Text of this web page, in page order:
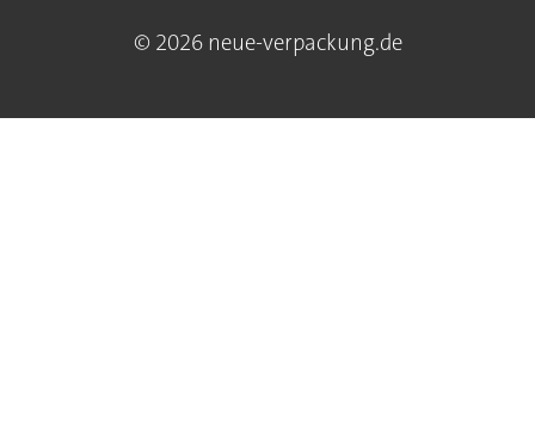
© 2026 neue-verpackung.de